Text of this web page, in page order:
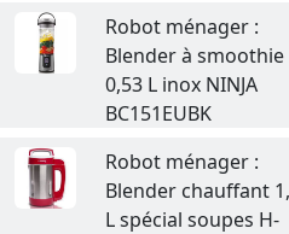
Robot ménager :
Blender à smoothie
0,53 L inox NINJA
BC151EUBK
Robot ménager :
Blender chauffant
L spécial soupes H-